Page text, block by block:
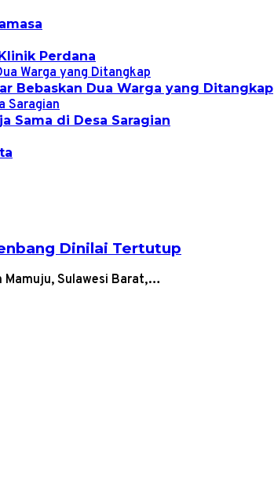
Perdana
Bebaskan Dua Warga yang Ditangkap
Sama di Desa Saragian
Dinilai Tertutup
Mamuju, Sulawesi Barat,…